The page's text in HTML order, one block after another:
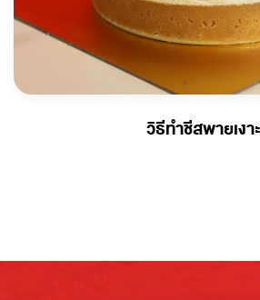
วิธีทำชีสพายเงาะ